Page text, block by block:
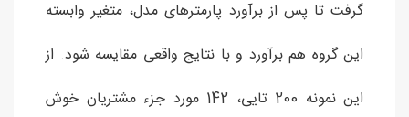
گرفت تا پس از برآورد پارمترهای مدل، متغیر وابسته
این گروه هم برآورد و با نتایج واقعی مقایسه شود. از
این نمونه 200 تایی، 142 مورد جزء مشتریان خوش